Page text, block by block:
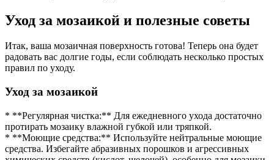
Уход за мозаикой и полезные советы
Итак, ваша мозаичная поверхность готова! Теперь она будет
радовать вас долгие годы, если соблюдать несколько простых
правил по уходу.
Уход за мозаикой
* **Регулярная чистка:** Для ежедневного ухода достаточно
протирать мозаику влажной губкой или тряпкой.
* **Моющие средства:** Используйте нейтральные моющие
средства. Избегайте абразивных порошков и агрессивных